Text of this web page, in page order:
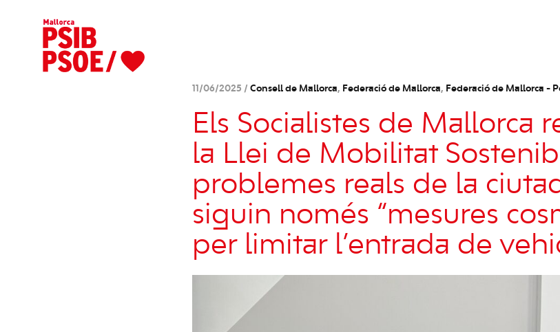
11/06/2025 / Consell de Mallorca, Federació de Mallorca, Federació de Mallorca -
Els Socialistes de Mallorca
la Llei de Mobilitat
problemes reals de la
siguin només “mesures
per limitar l’entrada de